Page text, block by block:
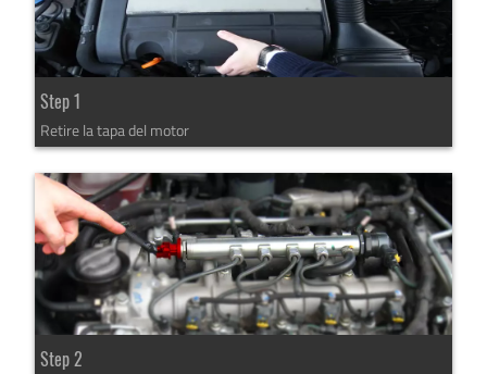
Step 1
Retire la tapa del motor
Step 2